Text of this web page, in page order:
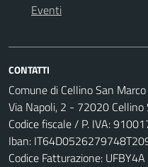
Eventi
CONTATTI
Comune di Cellino San Marco
Via Napoli, 2 - 72020 Cellino
Codice fiscale / P. IVA:
Iban:
Codice Fatturazione: UFBY4A